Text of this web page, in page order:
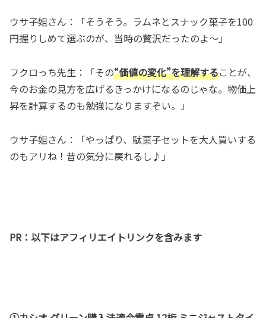
ウサ子姐さん：「そうそう。ラムネとスナック菓子を100
円握りしめて選ぶのが、当時の贅沢だったのよ～」
フクロっち先生：「その“価値の変化”を理解することが、
今のお金の見方を広げるきっかけになるのじゃな。物価上
昇を計算するのも勉強になりますぞい。」
ウサ子姐さん：「やっぱり、駄菓子セットを大人買いする
のもアリね！昔の気分に戻れるし♪」
PR：以下はアフィリエイトリンクを含みます